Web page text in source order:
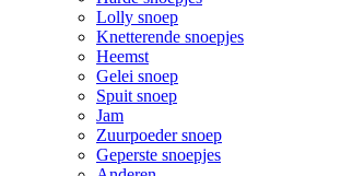
Lolly snoep
Knetterende snoepjes
Heemst
Gelei snoep
Spuit snoep
Jam
Zuurpoeder snoep
Geperste snoepjes